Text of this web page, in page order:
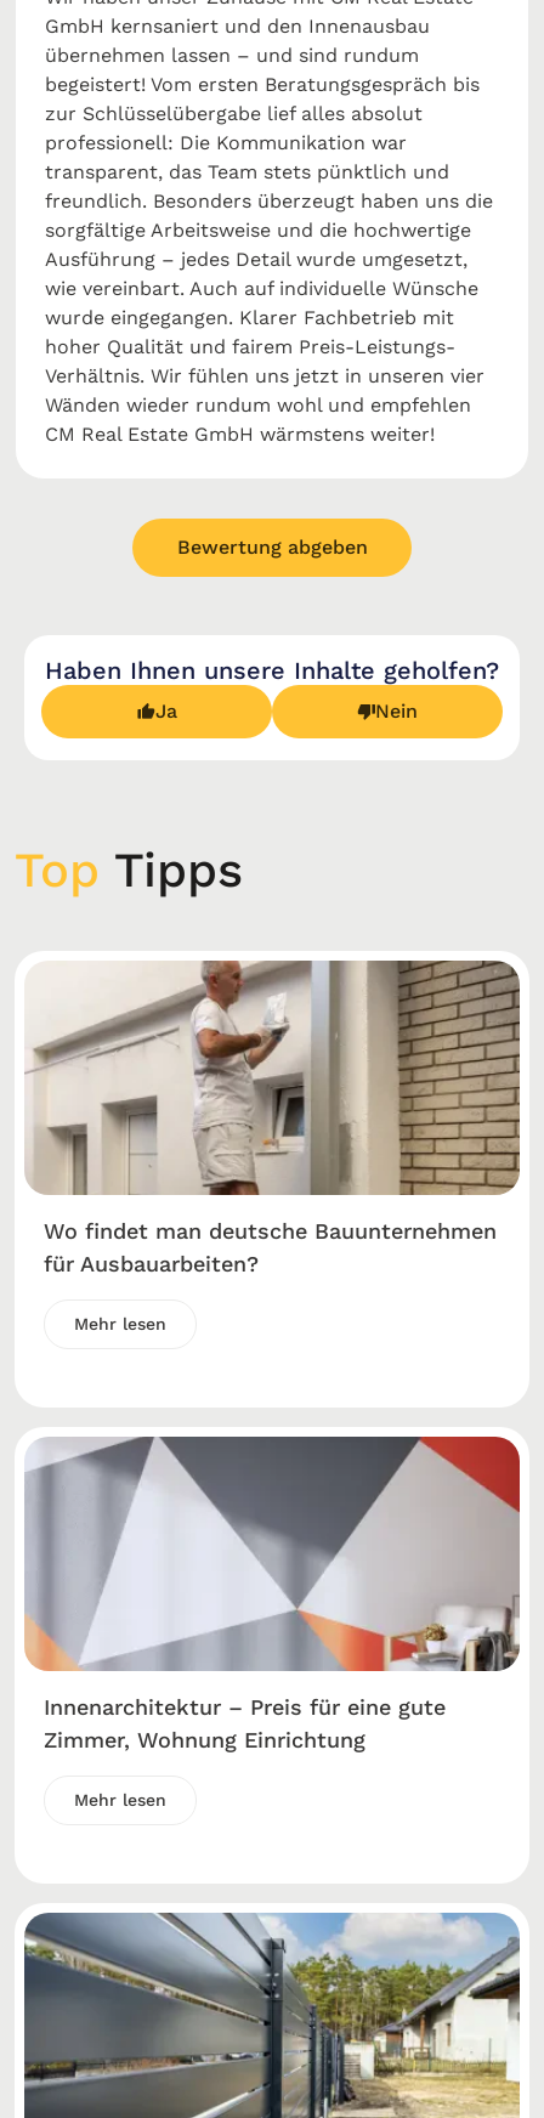
GmbH kernsaniert und den Innenausbau
übernehmen lassen – und sind rundum
begeistert! Vom ersten Beratungsgespräch bis
zur Schlüsselübergabe lief alles absolut
professionell: Die Kommunikation war
transparent, das Team stets pünktlich und
freundlich. Besonders überzeugt haben uns die
sorgfältige Arbeitsweise und die hochwertige
Ausführung – jedes Detail wurde umgesetzt,
wie vereinbart. Auch auf individuelle Wünsche
wurde eingegangen. Klarer Fachbetrieb mit
hoher Qualität und fairem Preis-Leistungs-
Verhältnis. Wir fühlen uns jetzt in unseren vier
Wänden wieder rundum wohl und empfehlen
CM Real Estate GmbH wärmstens weiter!
Bewertung abgeben
Haben Ihnen unsere Inhalte geholfen?
Ja Nein
Top Tipps
Wo findet man deutsche Bauunternehmen
für Ausbauarbeiten?
Mehr lesen
Innenarchitektur – Preis für eine gute
Zimmer, Wohnung Einrichtung
Mehr lesen